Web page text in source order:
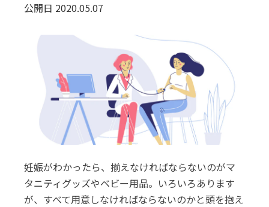
公開日 2020.05.07
妊娠がわかったら、揃えなければならないのがマ
タニティグッズやベビー用品。いろいろあります
が、すべて用意しなければならないのかと頭を抱え